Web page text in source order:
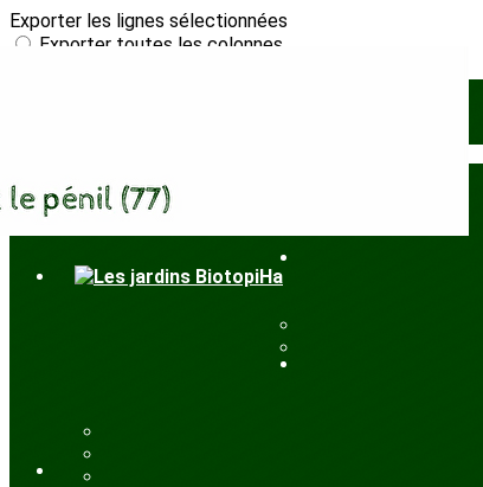
Exporter les lignes sélectionnées
Exporter toutes les colonnes
Cliquez pour éditer